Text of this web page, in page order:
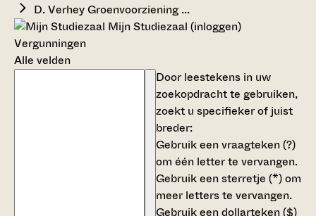
D. Verhey Groenvoorziening ...
Mijn Studiezaal (inloggen)
Vergunningen
Alle velden
Door leestekens in uw
zoekopdracht te gebruiken,
zoekt u specifieker of juist
breder:
Gebruik eenvraagteken (?)
om één letter te vervangen.
Gebruik eensterretje (*)om
meer letters te vervangen.
Gebruik eendollarteken ($)